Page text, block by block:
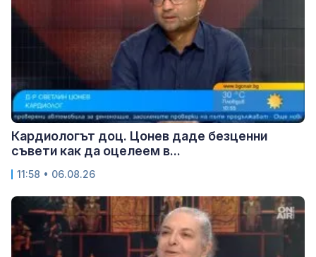
Кардиологът доц. Цонев даде безценни
съвети как да оцелеем в...
11:58 • 06.08.26